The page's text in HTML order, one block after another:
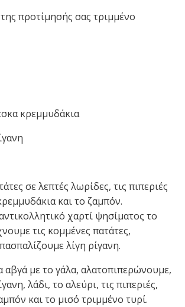
της προτίμησής σας τριμμένο
κρεμμυδάκια
σε λεπτές λωρίδες, τις πιπεριές
και το ζαμπόν.
χαρτί ψησίματος το
τις κομμένες πατάτες,
λίγη ρίγανη.
αβγά με το γάλα, αλατοπιπερώνουμε,
λάδι, το αλεύρι, τις πιπεριές,
και το μισό τριμμένο τυρί.